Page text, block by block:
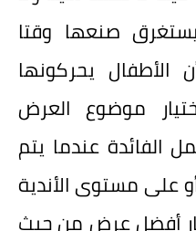
صنعها وقتا
الأطفال يحركونها
موضوع العرض
الفائدة عندما يتم
على مستوى الأندية
أفضل عرض من حيث